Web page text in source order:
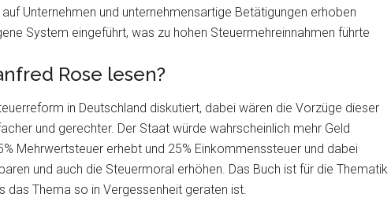
Unternehmen und unternehmensartige Betätigungen erhoben
System eingeführt, was zu hohen Steuermehreinnahmen führte
Rose lesen?
in Deutschland diskutiert, dabei wären die Vorzüge dieser
und gerechter. Der Staat würde wahrscheinlich mehr Geld
Mehrwertsteuer erhebt und 25% Einkommenssteuer und dabei
und auch die Steuermoral erhöhen. Das Buch ist für die Thematik
das Thema so in Vergessenheit geraten ist.